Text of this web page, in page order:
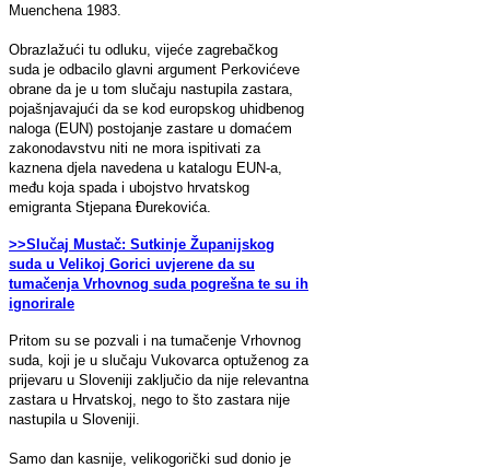
Muenchena 1983.
Obrazlažući tu odluku, vijeće zagrebačkog
suda je odbacilo glavni argument Perkovićeve
obrane da je u tom slučaju nastupila zastara,
pojašnjavajući da se kod europskog uhidbenog
naloga (EUN) postojanje zastare u domaćem
zakonodavstvu niti ne mora ispitivati za
kaznena djela navedena u katalogu EUN-a,
među koja spada i ubojstvo hrvatskog
emigranta Stjepana Đurekovića.
>>Slučaj Mustač: Sutkinje Županijskog
suda u Velikoj Gorici uvjerene da su
tumačenja Vrhovnog suda pogrešna te su ih
ignorirale
Pritom su se pozvali i na tumačenje Vrhovnog
suda, koji je u slučaju Vukovarca optuženog za
prijevaru u Sloveniji zaključio da nije relevantna
zastara u Hrvatskoj, nego to što zastara nije
nastupila u Sloveniji.
Samo dan kasnije, velikogorički sud donio je